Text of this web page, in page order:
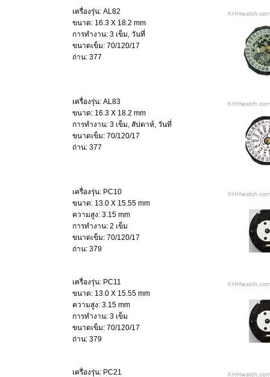
เครื่องรุ่น: AL82
ขนาด: 16.3 X 18.2 mm
การทำงาน: 3 เข็ม, วันที่
ขนาดเข็ม: 70/120/17
ถ่าน: 377
เครื่องรุ่น: AL83
ขนาด: 16.3 X 18.2 mm
การทำงาน: 3 เข็ม, สัปดาห์, วันที่
ขนาดเข็ม: 70/120/17
ถ่าน: 377
เครื่องรุ่น: PC10
ขนาด: 13.0 X 15.55 mm
ความสูง: 3.15 mm
การทำงาน: 2 เข็ม
ขนาดเข็ม: 70/120/17
ถ่าน: 379
เครื่องรุ่น: PC11
ขนาด: 13.0 X 15.55 mm
ความสูง: 3.15 mm
การทำงาน: 3 เข็ม
ขนาดเข็ม: 70/120/17
ถ่าน: 379
เครื่องรุ่น: PC21